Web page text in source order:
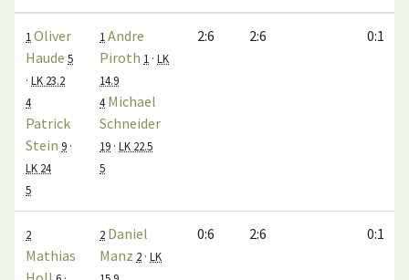
1 Oliver
Haude 5
· LK 23.2
4
Patrick
Stein 9 ·
LK 24
5
1 Andre
Piroth 1 · LK
14.9
4 Michael
Schneider
19 · LK 22.5
5
2:6 2:6 0:1
2
Mathias
2 Daniel
Manz 2 · LK
0:6 2:6 0:1